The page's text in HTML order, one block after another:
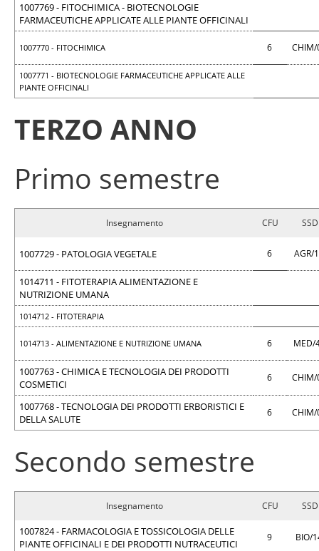
1007769 - FITOCHIMICA - BIOTECNOLOGIE
FARMACEUTICHE APPLICATE ALLE PIANTE OFFICINALI
1007770 - FITOCHIMICA 6
1007771 - BIOTECNOLOGIE FARMACEUTICHE APPLICATE ALLE
PIANTE OFFICINALI
TERZO ANNO
Primo semestre
Insegnamento CFU SSD
1007729 - PATOLOGIA VEGETALE 6 AGR/
1014711 - FITOTERAPIA ALIMENTAZIONE E
NUTRIZIONE UMANA
1014712 - FITOTERAPIA
1014713 - ALIMENTAZIONE E NUTRIZIONE UMANA 6 MED/
1007763 - CHIMICA E TECNOLOGIA DEI PRODOTTI
COSMETICI
6
1007768 - TECNOLOGIA DEI PRODOTTI ERBORISTICI E
DELLA SALUTE
6
Secondo semestre
Insegnamento CFU SSD
1007824 - FARMACOLOGIA E TOSSICOLOGIA DELLE
PIANTE OFFICINALI E DEI PRODOTTI NUTRACEUTICI
9 BIO/